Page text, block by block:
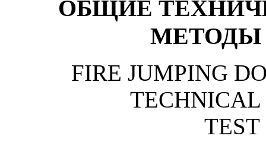
ОБЩИЕ
МЕТОДЫ
FIRE JUMPING
TECHNICAL